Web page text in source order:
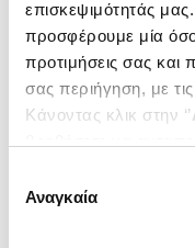
επισκεψιμότητάς
προσφέρουμε μία όσο
προτιμήσεις σας και
σας περιήγηση, με
Κάνοντας κλικ στην ‘’
ενδιαφέρουν και να
συγκατάθεσης
Αναγκαία